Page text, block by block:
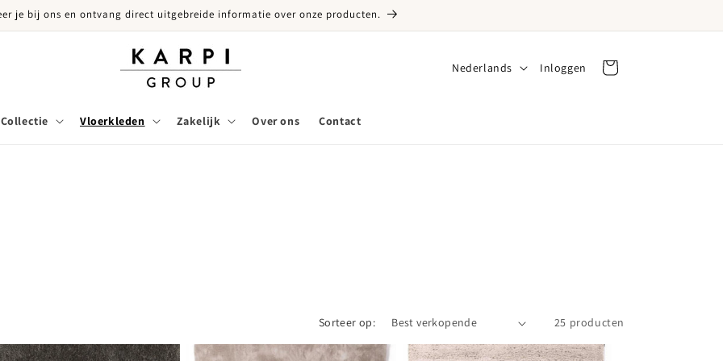
je bij ons en ontvang direct uitgebreide informatie over onze producten.
Collectie Vloerkleden Zakelijk Over ons Contact
Taal
Nederlands Inloggen
InloggenWinkelwagen
Sorteer op: 25 producten